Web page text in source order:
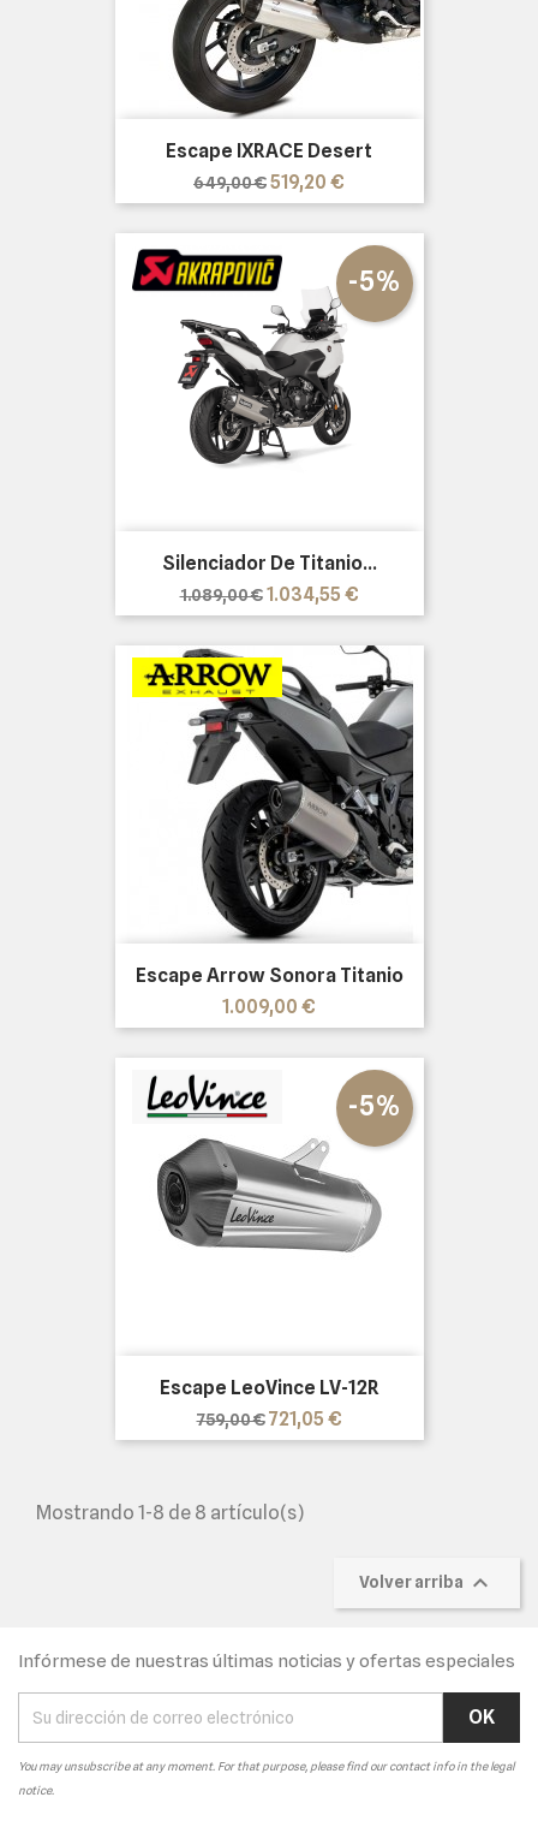
Escape IXRACE Desert
Precio
base
649,00 €Precio
519,20 €
Silenciador De Titanio...
Precio
base
1.089,00 €
-5%
Precio
1.034,55 €
Escape Arrow Sonora Titanio
Precio
1.009,00 €
Escape LeoVince LV-12R
Precio
base
759,00 €
-5%
Precio
721,05 €
Mostrando 1-8 de 8 artículo(s)
Volver arriba 
Infórmese de nuestras últimas noticias y ofertas especiales
You may unsubscribe at any moment. For that purpose, please find our contact info in the legal
notice.